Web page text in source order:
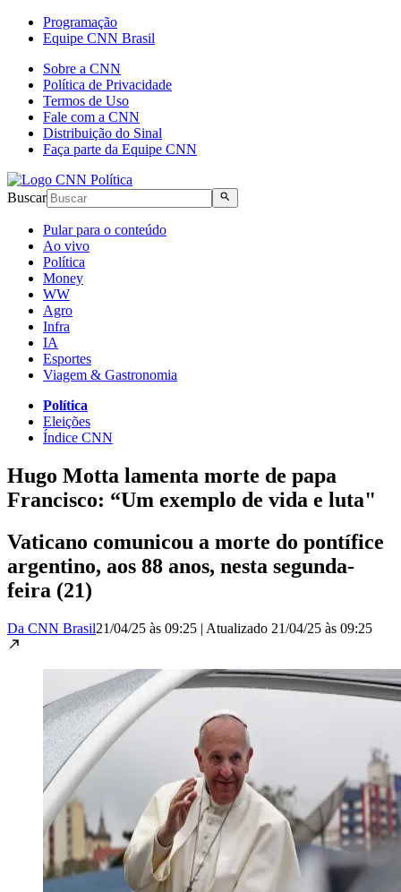
Programação
Equipe CNN Brasil
Sobre a CNN
Política de Privacidade
Termos de Uso
Fale com a CNN
Distribuição do Sinal
Faça parte da Equipe CNN
Buscar
Pular para o conteúdo
Ao vivo
Política
Money
WW
Agro
Infra
IA
Esportes
Viagem & Gastronomia
Política
Eleições
Índice CNN
Hugo Motta lamenta morte de papa
Francisco: “Um exemplo de vida e luta"
Vaticano comunicou a morte do pontífice
argentino, aos 88 anos, nesta segunda-
feira (21)
Da CNN Brasil21/04/25 às 09:25 | Atualizado 21/04/25 às 09:25